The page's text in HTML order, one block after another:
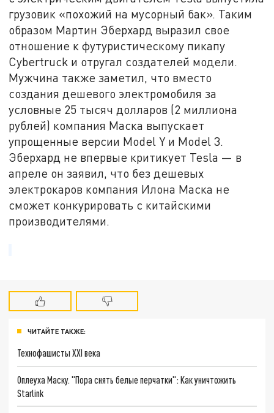
грузовик «похожий на мусорный бак». Таким
образом Мартин Эберхард выразил свое
отношение к футуристическому пикапу
Cybertruck и отругал создателей модели.
Мужчина также заметил, что вместо
создания дешевого электромобиля за
условные 25 тысяч долларов (2 миллиона
рублей) компания Маска выпускает
упрощенные версии Model Y и Model 3.
Эберхард не впервые критикует Tesla — в
апреле он заявил, что без дешевых
электрокаров компания Илона Маска не
сможет конкурировать с китайскими
производителями.
ЧИТАЙТЕ ТАКЖЕ:
Технофашисты XXI века
Оплеуха Маску. "Пора снять белые перчатки": Как уничтожить
Starlink